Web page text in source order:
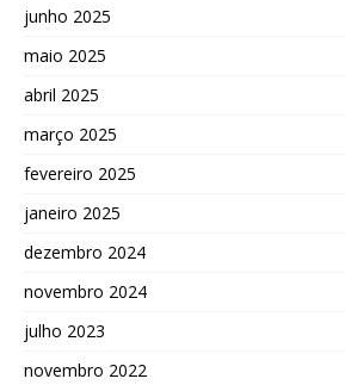
junho 2025
maio 2025
abril 2025
março 2025
fevereiro 2025
janeiro 2025
dezembro 2024
novembro 2024
julho 2023
novembro 2022